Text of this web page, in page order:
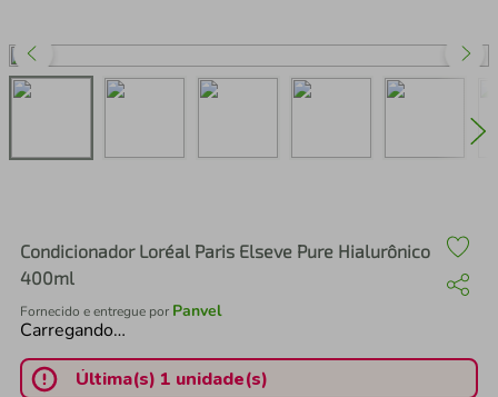
Condicionador Loréal Paris Elseve Pure Hialurônico
400ml
Fornecido e entregue por Panvel
Carregando…
Última(s) 1 unidade(s)
perfume